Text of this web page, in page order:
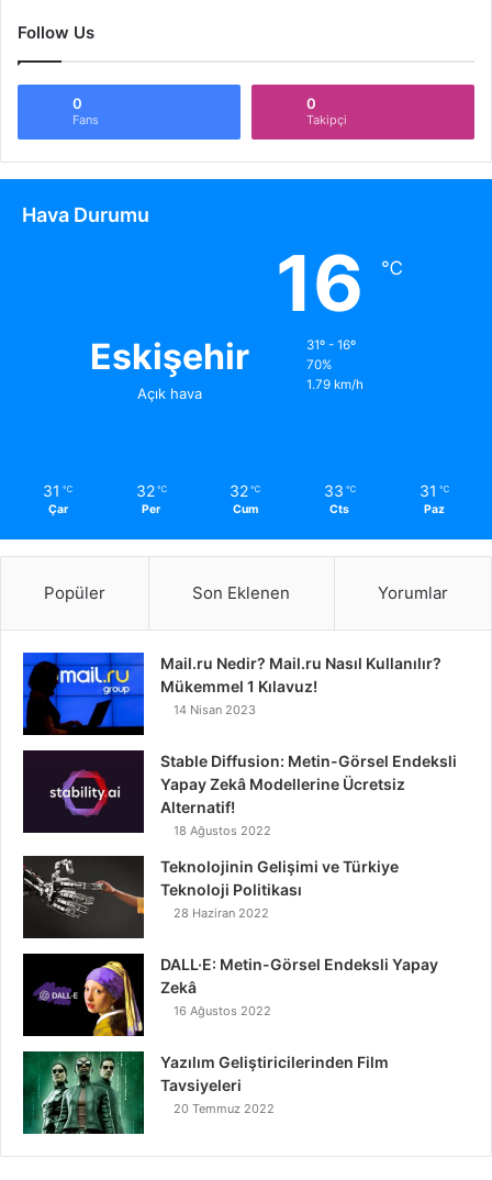
Follow Us
0
Fans
0
Takipçi
Hava Durumu
Eskişehir
Açık hava
16 ℃
31º - 16º
70%
1.79 km/h
31 ℃
Çar
32 ℃
Per
32 ℃
Cum
33 ℃
Cts
31 ℃
Paz
Popüler Son Eklenen Yorumlar
Mail.ru Nedir? Mail.ru Nasıl Kullanılır?
Mükemmel 1 Kılavuz!
14 Nisan 2023
Stable Diffusion: Metin-Görsel Endeksli
Yapay Zekâ Modellerine Ücretsiz
Alternatif!
18 Ağustos 2022
Teknolojinin Gelişimi ve Türkiye
Teknoloji Politikası
28 Haziran 2022
DALL·E: Metin-Görsel Endeksli Yapay
Zekâ
16 Ağustos 2022
Yazılım Geliştiricilerinden Film
Tavsiyeleri
20 Temmuz 2022